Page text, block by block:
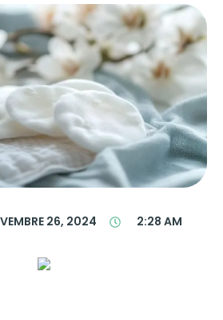
26, 2024 2:28 AM